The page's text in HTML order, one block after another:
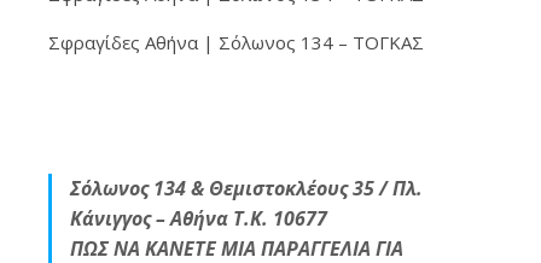
Σφραγίδες Αθήνα | Σόλωνος 134 – ΤΟΓΚΑΣ
Σόλωνος 134 & Θεμιστοκλέους 35 / Πλ.
Κάνιγγος – Αθήνα Τ.Κ. 10677
ΠΩΣ ΝΑ ΚΑΝΕΤΕ ΜΙΑ ΠΑΡΑΓΓΕΛΙΑ ΓΙΑ